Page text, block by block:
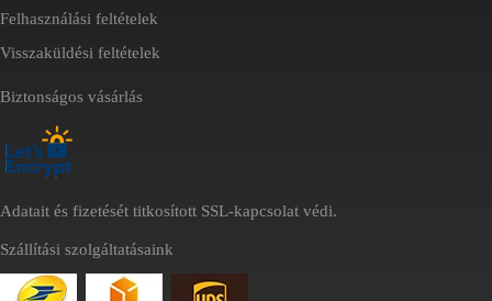
Felhasználási feltételek
Visszaküldési feltételek
Biztonságos vásárlás
Adatait és fizetését titkosított SSL-kapcsolat védi.
Szállítási szolgáltatásaink